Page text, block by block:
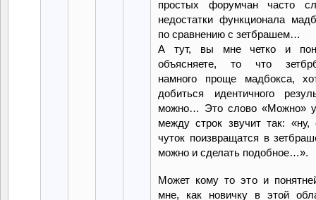
простых форумчан часто
недостатки функционала
по сравнению с зетбрашем…
А тут, вы мне четко и
объясняете, то что
намного проще мадбокса,
добиться идентичного
можно… Это слово «Можно»
между строк звучит так: «ну,
чуток поизвращатся в
можно и сделать подобное…».
Может кому то это и
мне, как новичку в этой